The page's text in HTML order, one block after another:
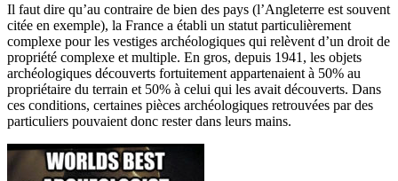
Il faut dire qu’au contraire de bien des pays (l’Angleterre est souvent
citée en exemple), la France a établi un statut particulièrement
complexe pour les vestiges archéologiques qui relèvent d’un droit de
propriété complexe et multiple. En gros, depuis 1941, les objets
archéologiques découverts fortuitement appartenaient à 50% au
propriétaire du terrain et 50% à celui qui les avait découverts. Dans
ces conditions, certaines pièces archéologiques retrouvées par des
particuliers pouvaient donc rester dans leurs mains.